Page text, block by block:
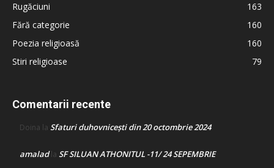
Rugăciuni
163
Fără categorie
160
Poezia religioasă
160
Stiri religioase
79
Comentarii recente
Doina la Sfaturi duhovnicești din 20 octombrie 2024
amaladla SF SILUAN ATHONITUL -11/ 24 SEPEMBRIE